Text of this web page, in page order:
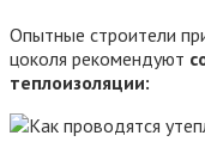
Опытные строители
цоколя рекомендуют
теплоизоляции: